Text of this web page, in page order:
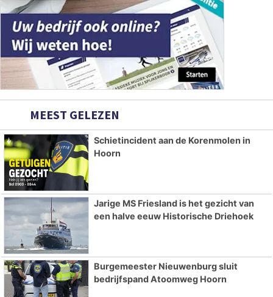
MEEST GELEZEN
Schietincident aan de Korenmolen in
Hoorn
Jarige MS Friesland is het gezicht van
een halve eeuw Historische Driehoek
Burgemeester Nieuwenburg sluit
bedrijfspand Atoomweg Hoorn